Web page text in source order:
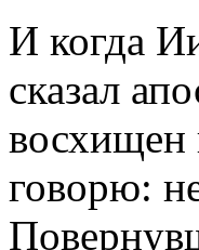
И когда
сказал
восхищен
говорю: